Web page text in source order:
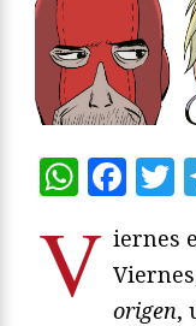
V iernes
origen,